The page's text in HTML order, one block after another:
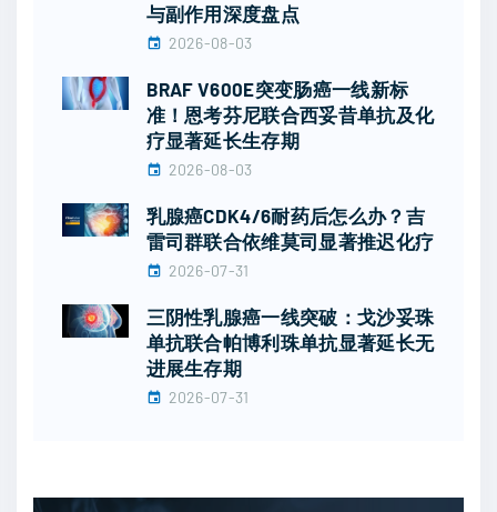
与副作用深度盘点
2026-08-03
BRAF V600E突变肠癌一线新标
准！恩考芬尼联合西妥昔单抗及化
疗显著延长生存期
2026-08-03
乳腺癌CDK4/6耐药后怎么办？吉
雷司群联合依维莫司显著推迟化疗
2026-07-31
三阴性乳腺癌一线突破：戈沙妥珠
单抗联合帕博利珠单抗显著延长无
进展生存期
2026-07-31